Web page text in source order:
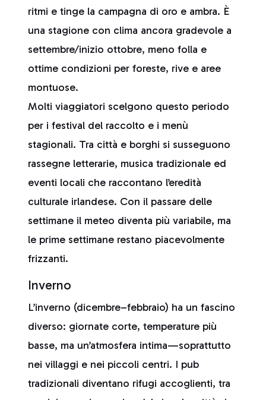
ritmi e tinge la campagna di oro e ambra. È
una stagione con clima ancora gradevole a
settembre/inizio ottobre, meno folla e
ottime condizioni per foreste, rive e aree
montuose.
Molti viaggiatori scelgono questo periodo
per i festival del raccolto e i menù
stagionali. Tra città e borghi si susseguono
rassegne letterarie, musica tradizionale ed
eventi locali che raccontano l’eredità
culturale irlandese. Con il passare delle
settimane il meteo diventa più variabile, ma
le prime settimane restano piacevolmente
frizzanti.
Inverno
L’inverno (dicembre–febbraio) ha un fascino
diverso: giornate corte, temperature più
basse, ma un’atmosfera intima—soprattutto
nei villaggi e nei piccoli centri. I pub
tradizionali diventano rifugi accoglienti, tra